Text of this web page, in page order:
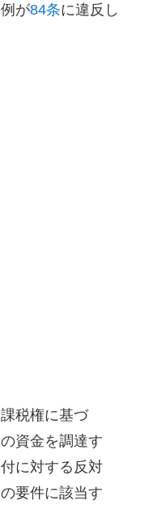
が84条に違反し
税権に基づ
資金を調達す
に対する反対
要件に該当す